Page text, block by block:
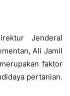
Jenderal
Ali Jamil
faktor
pertanian.